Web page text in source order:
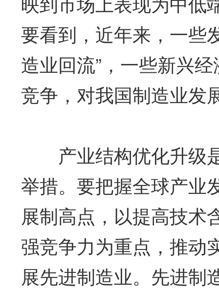
要看到，近年来，一些
造业回流”，一些新兴
竞争，对我国制造业发
产业结构优化升级
举措。要把握全球产业
展制高点，以提高技术
强竞争力为重点，推动
展先进制造业。先进制